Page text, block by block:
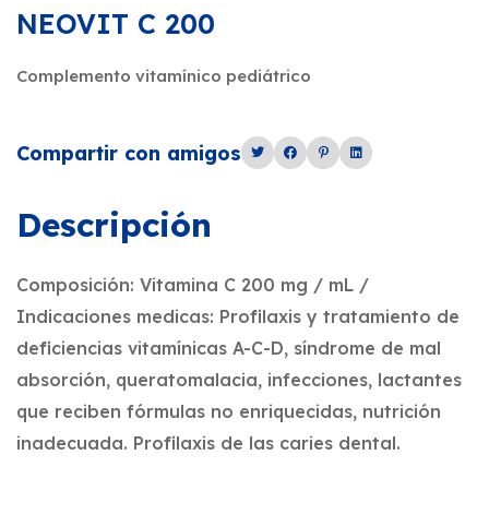
NEOVIT C 200
Complemento vitamínico pediátrico
Compartir con amigos
Descripción
Composición: Vitamina C 200 mg / mL /
Indicaciones medicas: Profilaxis y tratamiento de
deficiencias vitamínicas A-C-D, síndrome de mal
absorción, queratomalacia, infecciones, lactantes
que reciben fórmulas no enriquecidas, nutrición
inadecuada. Profilaxis de las caries dental.